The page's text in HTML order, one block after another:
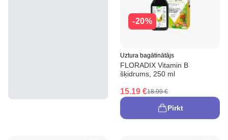
-20%
Uztura bagātinātājs
FLORADIX Vitamin B
šķidrums, 250 ml
15.19 €18.99 €
Pirkt